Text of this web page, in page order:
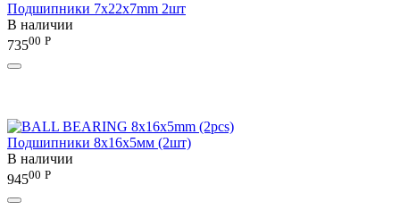
Подшипники 7x22x7mm 2шт
В наличии
73500 Р
Подшипники 8x16x5мм (2шт)
В наличии
94500 Р